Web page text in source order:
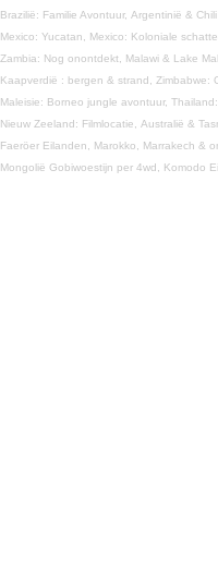
Brazilië: Familie Avontuur, Argentinië &
Mexico: Yucatan, Mexico: Koloniale
Zambia: Nog onontdekt, Malawi & Lake
Kaapverdië : bergen & strand, Zimbabwe:
Maleisie: Borneo jungle avontuur,
Nieuw Zeeland: Filmlocatie, Australië &
Faeröer Eilanden, Marokko, Marrakech &
Mongolië Gobiwoestijn per 4wd, Komodo